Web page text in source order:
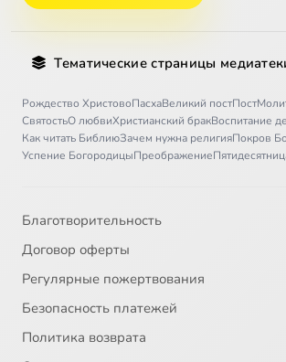
Тематические страницы
Рождество ХристовоПасхаВеликий постПост
СвятостьО любвиХристианский бракВоспитание
Как читать БиблиюЗачем нужна религияПокров
Успение БогородицыПреображение
Благотворительность
Договор оферты
Регулярные пожертвования
Безопасность платежей
Политика возврата